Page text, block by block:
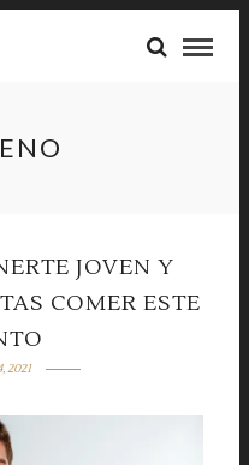
JOVEN Y
COMER ESTE
2021